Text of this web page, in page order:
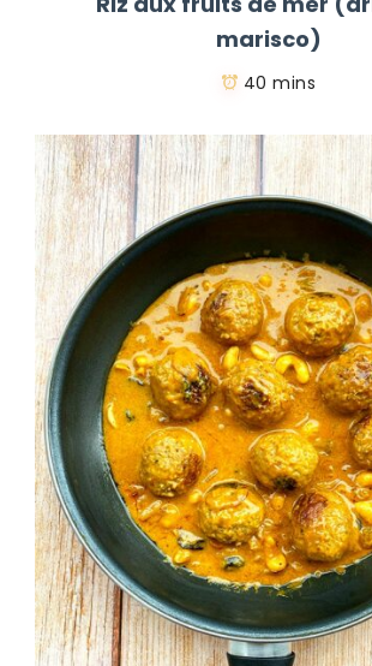
marisco)
40 mins